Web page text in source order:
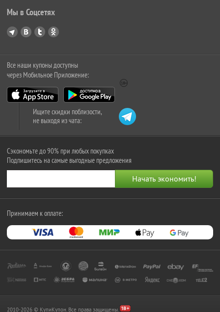
Мы в Соцсетях
Все наши купоны доступны
через Мобильное Приложение:
Ищите скидки поблизости,
не выходя из чата:
Сэкономьте до 90% при любых покупках
Подпишитесь на самые выгодные предложения
Принимаем к оплате:
2010-2026 © КупиКупон. Все права защищены.